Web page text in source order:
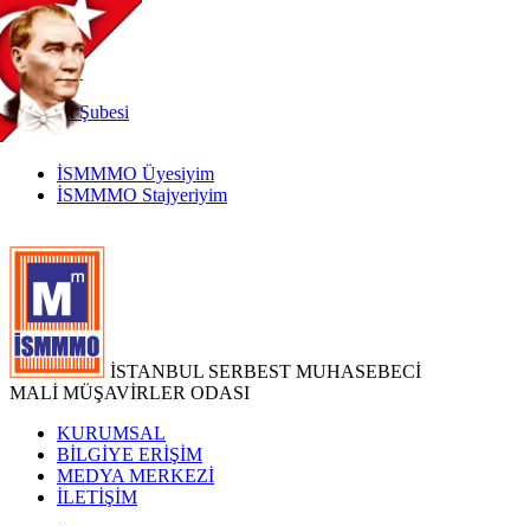
TR
|
EN
İnternetŞubesi
İSMMMO Üyesiyim
İSMMMO Stajyeriyim
İSTANBUL SERBEST MUHASEBECİ
MALİ MÜŞAVİRLER ODASI
KURUMSAL
BİLGİYE ERİŞİM
MEDYA MERKEZİ
İLETİŞİM